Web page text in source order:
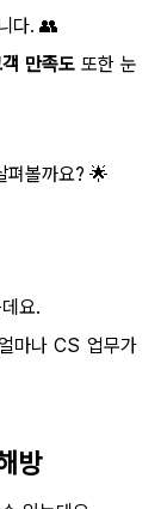
다. 👥
만족도 또한 눈
펴볼까요? 🌟
요.
마나 CS 업무가
방